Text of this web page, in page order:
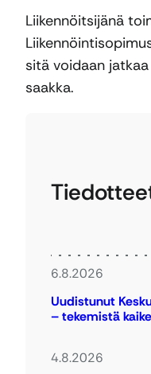
Liikennöitsijänä
sitä voidaan
saakka.
6.8.2026
Uudistunut
– tekemistä
4.8.2026